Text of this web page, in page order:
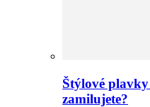
Štýlové
zamilujete?